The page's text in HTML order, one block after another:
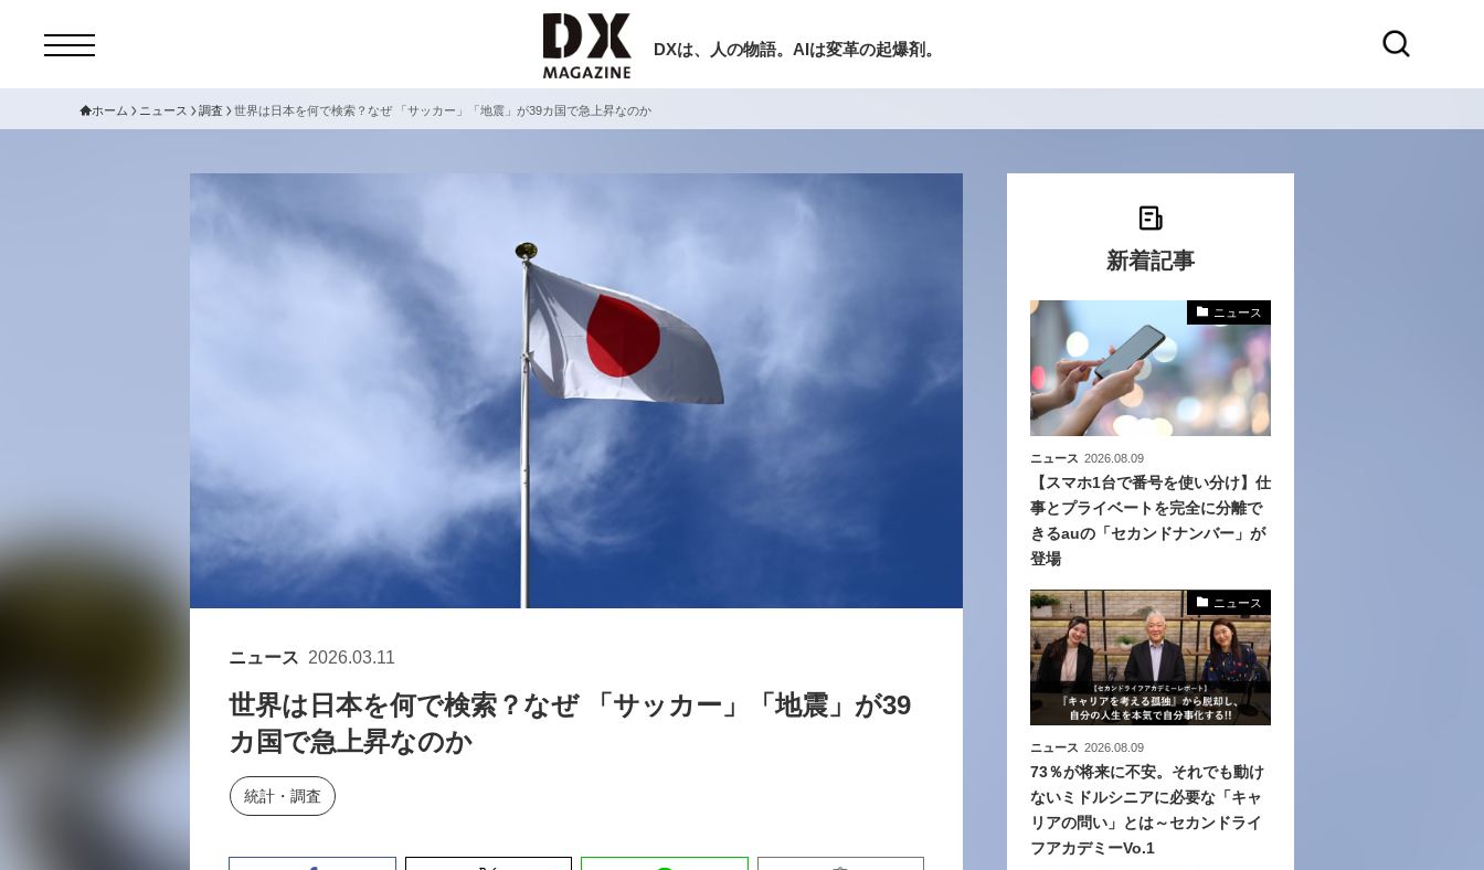
DXは、人の物語。AIは変革の起爆剤。
ニュース
サービスメニュー
トップページ
現在開催予定のセミナー
セミナー
【8/12開催】「イノベーションを数値化
する」～投資される事業の基準と、終活
ホーム ニュース 調査 世界は日本を何で検索？なぜ 「サッカー」「地震」が39カ国で急上昇なのか
ニュース 2026.03.11
世界は日本を何で検索？なぜ 「サッカー」「地震」が39
カ国で急上昇なのか
統計・調査
新着記事
ニュース
ニュース 2026.08.09
【スマホ1台で番号を使い分け】仕
事とプライベートを完全に分離で
きるauの「セカンドナンバー」が
登場
ニュース
ニュース 2026.08.09
73％が将来に不安。それでも動け
ないミドルシニアに必要な「キャ
リアの問い」とは～セカンドライ
フアカデミーVo.1